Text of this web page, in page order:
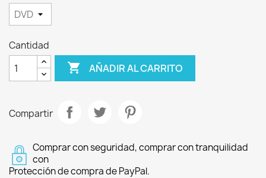
Cantidad
 AÑADIR AL CARRITO
Compartir
Comprar con seguridad, comprar con tranquilidad
con
Protección de compra de PayPal.